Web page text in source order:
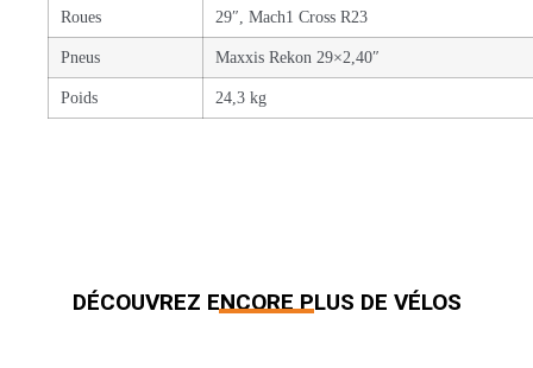
Roues 29″, Mach1 Cross R23
Pneus Maxxis Rekon 29×2,40″
Poids 24,3 kg
DÉCOUVREZ ENCORE PLUS DE VÉLOS